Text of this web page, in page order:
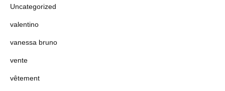
Uncategorized
valentino
vanessa bruno
vente
vêtement